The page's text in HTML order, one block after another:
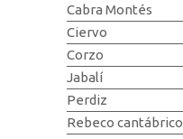
Cabra Montés
Ciervo
Corzo
Jabalí
Perdiz
Rebeco cantábrico